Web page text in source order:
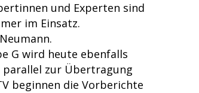
und Experten sind
im Einsatz.
G wird heute ebenfalls
zur Übertragung
beginnen die Vorberichte